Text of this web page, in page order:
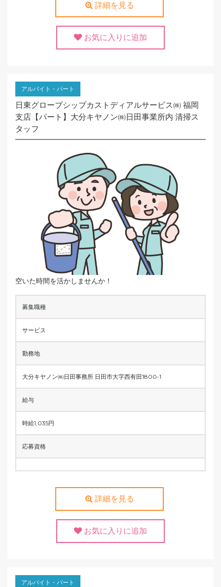
詳細を見る
お気に入りに追加
アルバイト・パート
日東グローブシップカストディアルサービス㈱ 福岡
支店【パート】大分キヤノン㈱日田事業所内 清掃ス
タッフ
空いた時間を活かしませんか！
募集職種
サービス
勤務地
大分キヤノン㈱日田事務所 日田市大字西有田1800-1
給与
時給1,035円
応募資格
詳細を見る
お気に入りに追加
アルバイト・パート